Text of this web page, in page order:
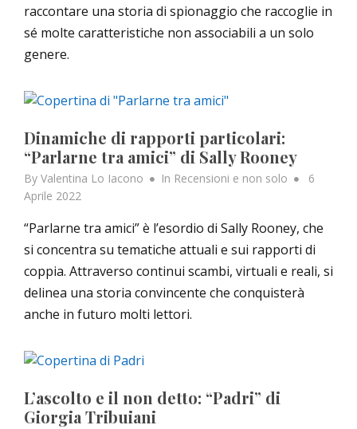
raccontare una storia di spionaggio che raccoglie in
sé molte caratteristiche non associabili a un solo
genere.
Dinamiche di rapporti particolari:
“Parlarne tra amici” di Sally Rooney
By Valentina Lo Iacono In Recensioni e non solo
Posted
6
Aprile 2022
“Parlarne tra amici” è l’esordio di Sally Rooney, che
si concentra su tematiche attuali e sui rapporti di
coppia. Attraverso continui scambi, virtuali e reali, si
delinea una storia convincente che conquisterà
anche in futuro molti lettori.
L’ascolto e il non detto: “Padri” di
Giorgia Tribuiani